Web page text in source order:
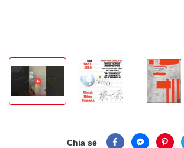
Chia sẻ